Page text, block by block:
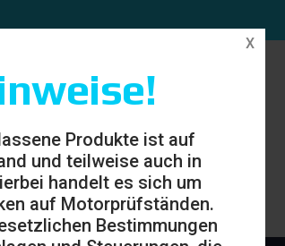
Produkte ist auf
und teilweise auch in
handelt es sich um
auf Motorprüfständen.
Bestimmungen